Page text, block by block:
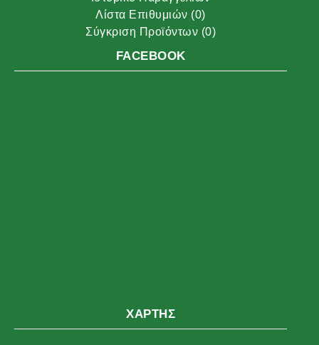
Λίστα Επιθυμιών (0)
Σύγκριση Προϊόντων (0)
FACEBOOK
ΧΆΡΤΗΣ